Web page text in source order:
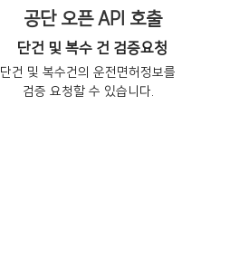
공단 오픈 API 호출
단건 및 복수 건 검증요청
단건 및 복수건의 운전면허정보를
검증 요청할 수 있습니다.